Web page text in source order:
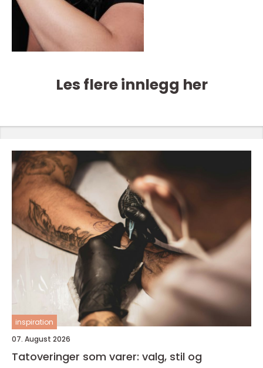
Les flere innlegg her
inspiration
07. August 2026
Tatoveringer som varer: valg, stil og